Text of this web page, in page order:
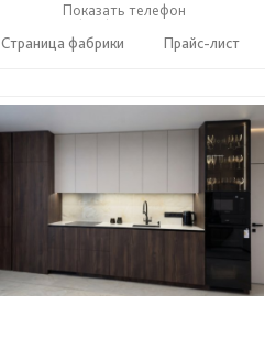
+7 (902) 349-19-19
Показать телефон
Страница фабрики
Прайс-лист